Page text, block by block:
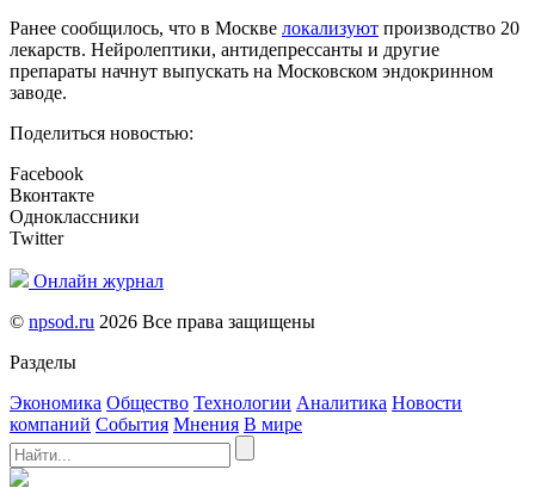
Ранее сообщилось, что в Москве локализуют производство 20
лекарств. Нейролептики, антидепрессанты и другие
препараты начнут выпускать на Московском эндокринном
заводе.
Поделиться новостью:
Facebook
Вконтакте
Одноклассники
Twitter
Онлайн журнал
© npsod.ru 2026 Все права защищены
Разделы
Экономика Общество Технологии Аналитика Новости
компаний События Мнения В мире